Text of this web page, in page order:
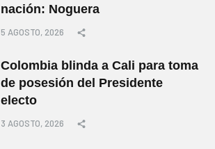
nación: Noguera
5 AGOSTO, 2026
Colombia blinda a Cali para toma
de posesión del Presidente
electo
3 AGOSTO, 2026